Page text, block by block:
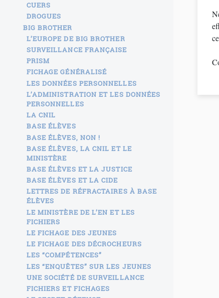
CUERS
DROGUES
BIG BROTHER
L’EUROPE DE BIG BROTHER
SURVEILLANCE FRANÇAISE
PRISM
FICHAGE GÉNÉRALISÉ
LES DONNÉES PERSONNELLES
L’ADMINISTRATION ET LES DONNÉES
PERSONNELLES
LA CNIL
BASE ÉLÈVES
BASE ÉLÈVES, NON !
BASE ÉLÈVES, LA CNIL ET LE
MINISTÈRE
BASE ÉLÈVES ET LA JUSTICE
BASE ÉLÈVES ET LA CIDE
LETTRES DE RÉFRACTAIRES À BASE
ÉLÈVES
LE MINISTÈRE DE L’EN ET LES
FICHIERS
LE FICHAGE DES JEUNES
LE FICHAGE DES DÉCROCHEURS
LES “COMPÉTENCES”
LES “ENQUÊTES” SUR LES JEUNES
UNE SOCIÉTÉ DE SURVEILLANCE
FICHIERS ET FICHAGES